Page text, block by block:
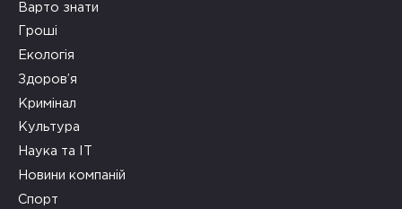
Варто знати
Гроші
Екологія
Здоров’я
Кримінал
Культура
Наука та ІТ
Новини компаній
Спорт